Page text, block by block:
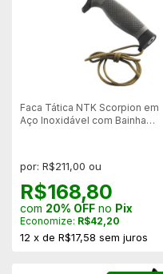
Faca Tática NTK Scorpion em
Aço Inoxidável com Bainha
por: R$211,00 ou
R$168,80
com 20% OFF no Pix
Economize: R$42,20
12 x de R$17,58 sem juros